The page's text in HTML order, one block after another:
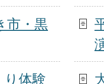
市・黒
り体験